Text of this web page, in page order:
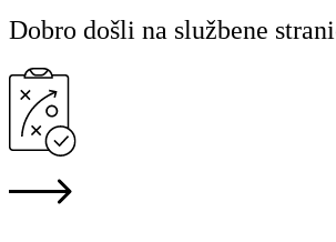
Dobro došli na službene